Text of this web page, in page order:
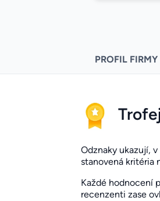
PROFIL FIRMY
Odznaky ukazují,
stanovená kritéria
Každé hodnocení
recenzenti zase